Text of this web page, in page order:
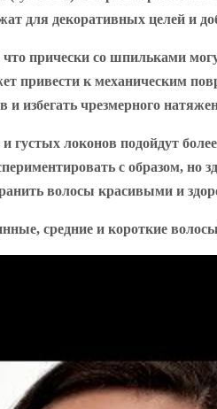
для декоративных целей и
прически со шпильками
привести к механическим
избегать чрезмерного
локонов подойдут
с образом,
волосы красивыми и